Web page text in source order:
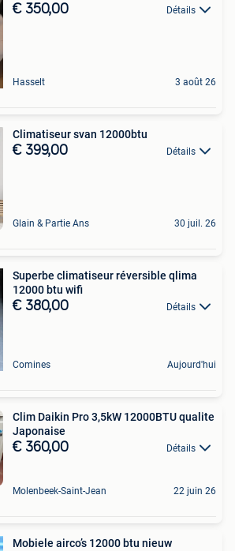
€ 350,00 Détails
Hasselt 3 août 26
Climatiseur svan 12000btu
€ 399,00 Détails
Glain & Partie Ans 30 juil. 26
Superbe climatiseur réversible qlima
12000 btu wifi
€ 380,00 Détails
Comines Aujourd'hui
Clim Daikin Pro 3,5kW 12000BTU qualite
Japonaise
€ 360,00 Détails
Molenbeek-Saint-Jean 22 juin 26
Mobiele airco’s 12000 btu nieuw